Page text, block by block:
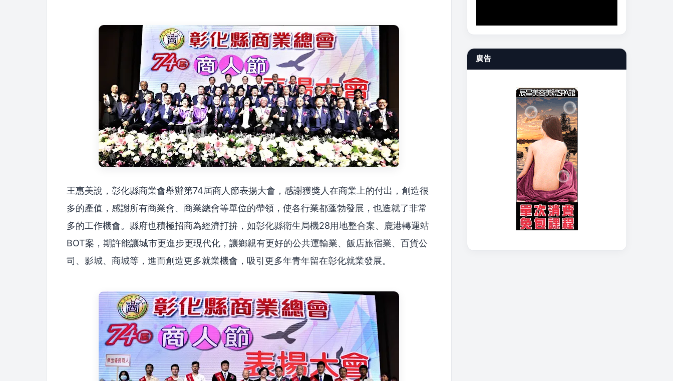
王惠美說，彰化縣商業會舉辦第74屆商人節表揚大會，感謝獲獎人在商業上的付出，創造很
多的產值，感謝所有商業會、商業總會等單位的帶領，使各行業都蓬勃發展，也造就了非常
多的工作機會。縣府也積極招商為經濟打拚，如彰化縣衛生局機28用地整合案、鹿港轉運站
BOT案，期許能讓城市更進步更現代化，讓鄉親有更好的公共運輸業、飯店旅宿業、百貨公
司、影城、商城等，進而創造更多就業機會，吸引更多年青年留在彰化就業發展。
廣告